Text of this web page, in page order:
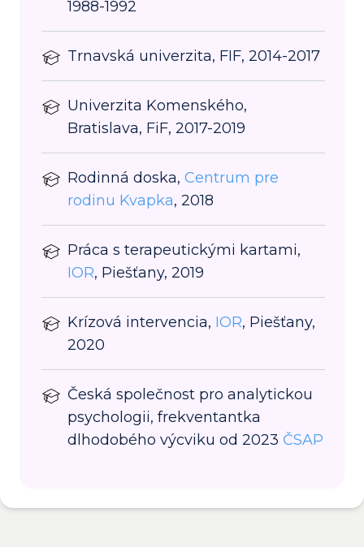
1988-1992
Trnavská univerzita, FIF, 2014-2017
Univerzita Komenského,
Bratislava, FiF, 2017-2019
Rodinná doska, Centrum pre
rodinu Kvapka, 2018
Práca s terapeutickými kartami,
IOR, Piešťany, 2019
Krízová intervencia, IOR, Piešťany,
2020
Česká společnost pro analytickou
psychologii, frekventantka
dlhodobého výcviku od 2023 ČSAP